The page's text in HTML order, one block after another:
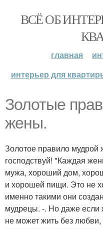
ВСЁ ОБ
главная
интерьер для
Золотые
жены.
Золотое правило
господствуй! "Каждая
мужа, хороший дом,
и хорошей пищи. Это не
именно такими они
мудрецы. -. Но даже если
не может жить без любви,